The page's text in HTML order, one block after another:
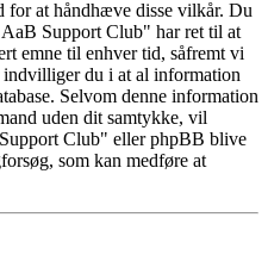
at håndhæve disse vilkår. Du
Support Club" har ret til at
emne til enhver tid, såfremt vi
indvilliger du i at al information
Selvom denne information
uden dit samtykke, vil
Club" eller phpBB blive
som kan medføre at